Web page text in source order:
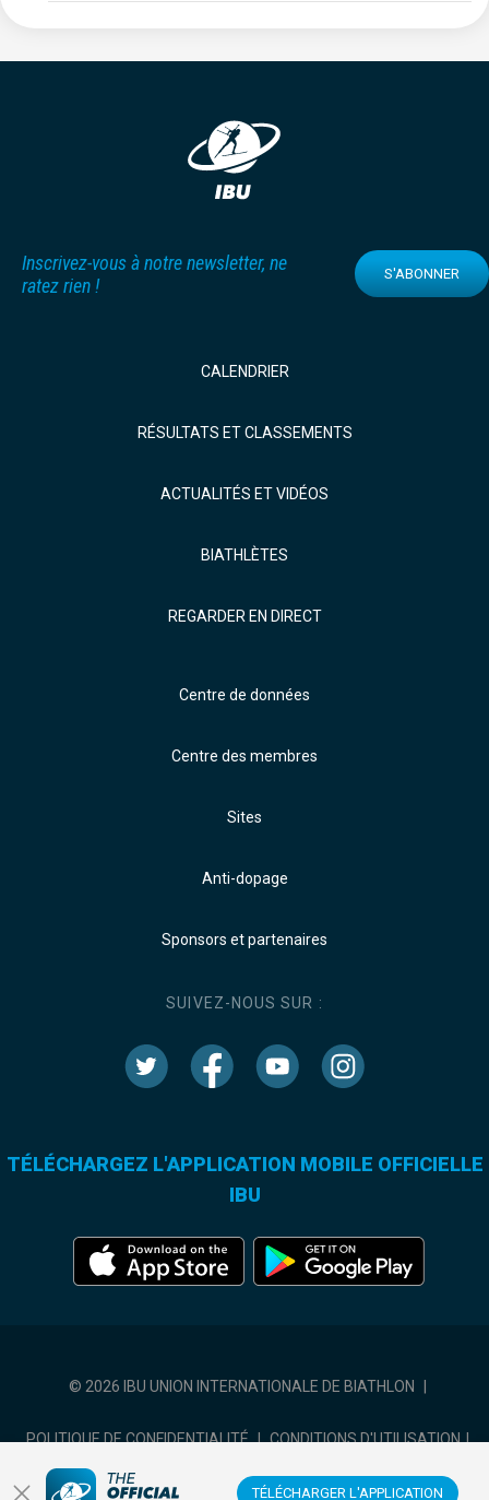
TÉLÉCHARGER L'APPLICATION
Inscrivez-vous à notre newsletter, ne
ratez rien !
S'ABONNER
CALENDRIER
RÉSULTATS ET CLASSEMENTS
ACTUALITÉS ET VIDÉOS
BIATHLÈTES
REGARDER EN DIRECT
Centre de données
Centre des membres
Sites
Anti-dopage
Sponsors et partenaires
SUIVEZ-NOUS SUR :
TÉLÉCHARGEZ L'APPLICATION MOBILE OFFICIELLE
IBU
© 2026 IBU UNION INTERNATIONALE DE BIATHLON
POLITIQUE DE CONFIDENTIALITÉ | CONDITIONS D'UTILISATION |
COOKIES SETTINGS